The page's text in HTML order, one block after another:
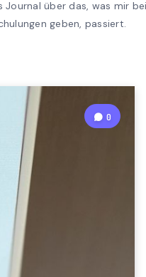
Journal über das, was mir
geben, passiert.
0